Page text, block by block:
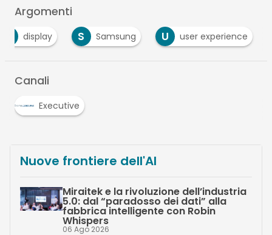
Argomenti
display S Samsung U user experience
Canali
Executive
Nuove frontiere dell'AI
Miraitek e la rivoluzione dell’industria
5.0: dal “paradosso dei dati” alla
fabbrica intelligente con Robin
Whispers
06 Ago 2026